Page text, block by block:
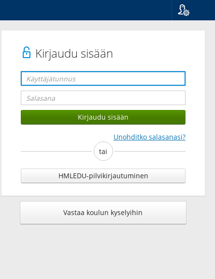
Kirjaudu sisään
Unohditko salasanasi?
tai
HMLEDU-pilvikirjautuminen
Vastaa koulun kyselyihin